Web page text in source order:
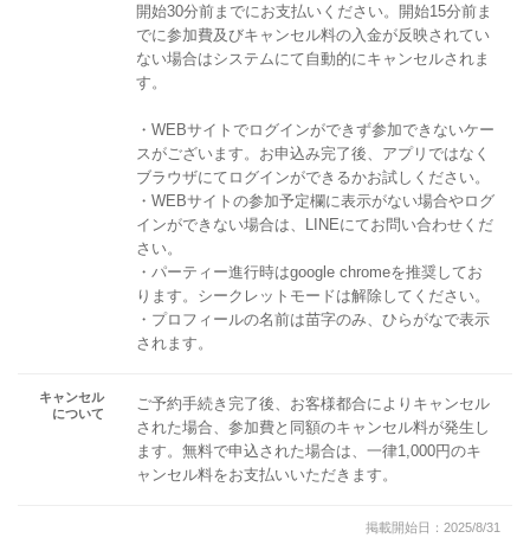
開始30分前までにお支払いください。開始15分前ま
でに参加費及びキャンセル料の入金が反映されてい
ない場合はシステムにて自動的にキャンセルされま
す。
・WEBサイトでログインができず参加できないケー
スがございます。お申込み完了後、アプリではなく
ブラウザにてログインができるかお試しください。
・WEBサイトの参加予定欄に表示がない場合やログ
インができない場合は、LINEにてお問い合わせくだ
さい。
・パーティー進行時はgoogle chromeを推奨してお
ります。シークレットモードは解除してください。
・プロフィールの名前は苗字のみ、ひらがなで表示
されます。
キャンセル
について
ご予約手続き完了後、お客様都合によりキャンセル
された場合、参加費と同額のキャンセル料が発生し
ます。無料で申込された場合は、一律1,000円のキ
ャンセル料をお支払いいただきます。
掲載開始日：2025/8/31